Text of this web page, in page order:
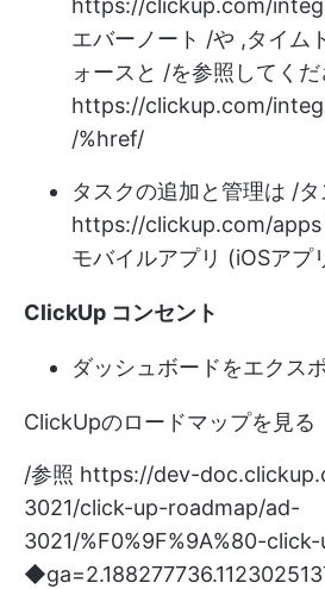
https://clickup.com/
エバーノート /や ,タイム
ォース と /を参照してくだ
https://clickup.com/
/%href/
タスクの追加と管理は /
https://clickup.com/apps
モバイルアプリ (iOSアプ
ClickUp コンセント
ダッシュボードをエクス
ClickUpのロードマップを見る
/参照 https://dev-
3021/click-up-roadmap/ad-
3021/%F0%9F%9A%80-